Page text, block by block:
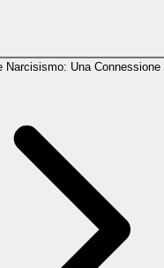
Narcisismo: Una Connessione